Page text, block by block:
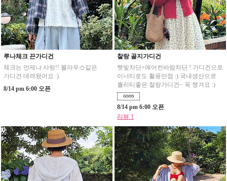
루나체크 끈가디건
체크는 언제나 사랑!! 블라우스같은
가디건 데려왔어요 :)
8/14 pm 6:00 오픈
찰랑 골지가디건
햇빛차단+에어컨바람차단 ! 가디건으로
이너티로도 활용만점 :) 국내생산으로
퀄리티좋은 찰랑가디건~ 꼭 챙겨요 :)
8/14 pm 6:00 오픈
리뷰 1